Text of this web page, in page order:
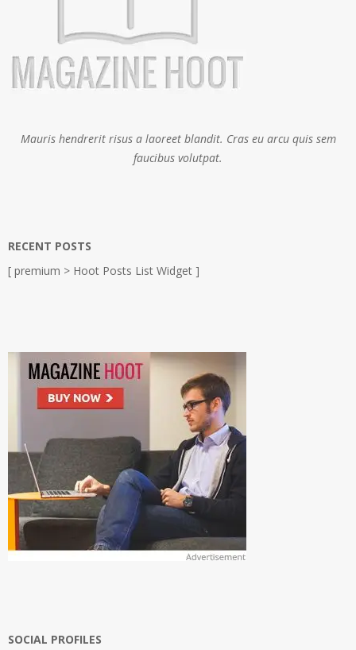
Mauris hendrerit risus a laoreet blandit. Cras eu arcu quis sem
faucibus volutpat.
RECENT POSTS
[ premium > Hoot Posts List Widget ]
SOCIAL PROFILES